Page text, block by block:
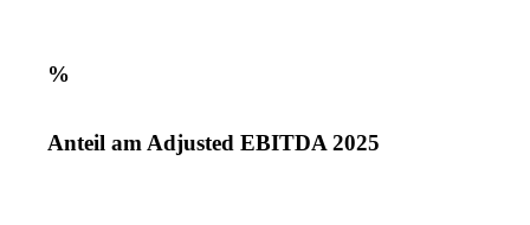
%
Anteil am Adjusted EBITDA 2025